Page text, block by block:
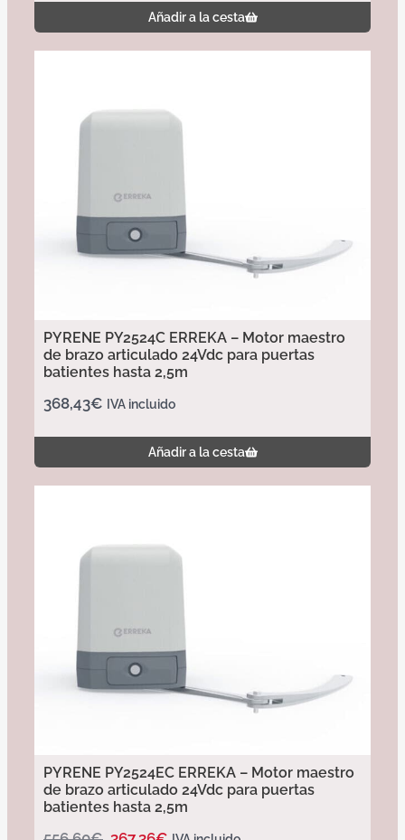
Añadir a la cesta
PYRENE PY2524C ERREKA – Motor maestro
de brazo articulado 24Vdc para puertas
batientes hasta 2,5m
368,43€ IVA incluido
Añadir a la cesta
PYRENE PY2524EC ERREKA – Motor maestro
de brazo articulado 24Vdc para puertas
batientes hasta 2,5m